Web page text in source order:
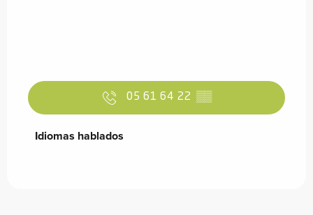
05 61 64 22 ▒▒
Idiomas hablados
Idiomas hablados